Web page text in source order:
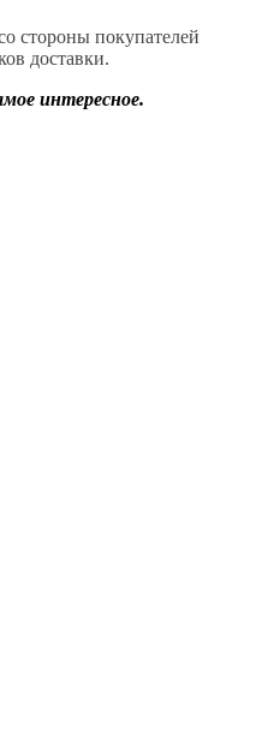
стороны покупателей
доставки.
интересное.